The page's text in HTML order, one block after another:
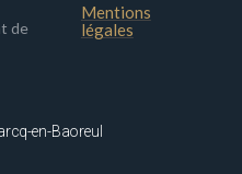
de
Mentions
légales
en-Baoreul